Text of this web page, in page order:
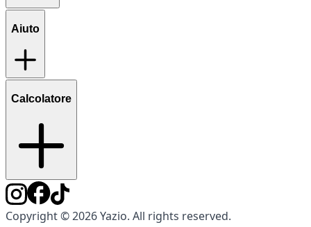
Aiuto
Calcolatore
Copyright © 2026 Yazio. All rights reserved.